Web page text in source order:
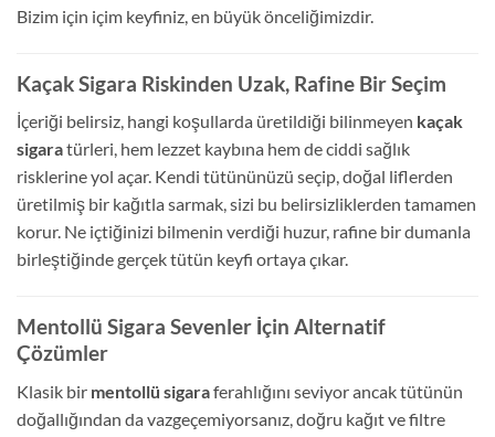
Bizim için içim keyfiniz, en büyük önceliğimizdir.
Kaçak Sigara Riskinden Uzak, Rafine Bir Seçim
İçeriği belirsiz, hangi koşullarda üretildiği bilinmeyen kaçak
sigaratürleri, hem lezzet kaybına hem de ciddi sağlık
risklerine yol açar. Kendi tütününüzü seçip, doğal liflerden
üretilmiş bir kağıtla sarmak, sizi bu belirsizliklerden tamamen
korur. Ne içtiğinizi bilmenin verdiği huzur, rafine bir dumanla
birleştiğinde gerçek tütün keyfi ortaya çıkar.
Mentollü Sigara Sevenler İçin Alternatif
Çözümler
Klasik bir mentollü sigaraferahlığını seviyor ancak tütünün
doğallığından da vazgeçemiyorsanız, doğru kağıt ve filtre